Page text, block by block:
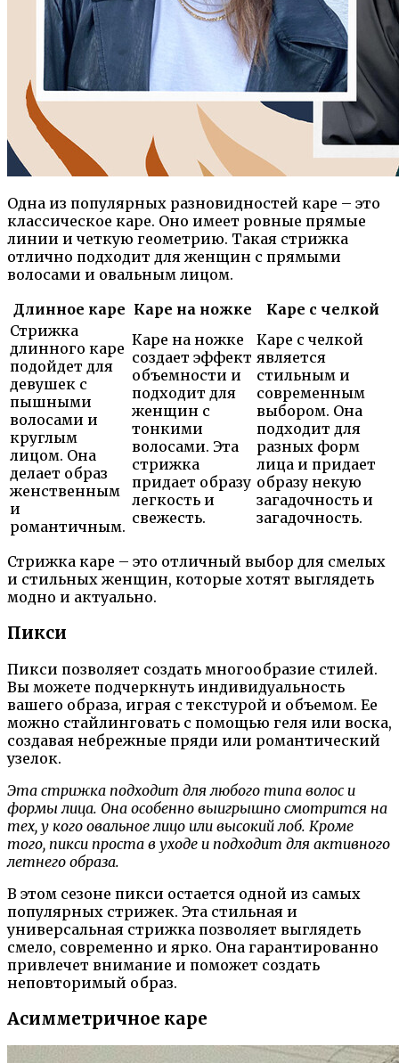
Одна из популярных разновидностей каре – это
классическое каре. Оно имеет ровные прямые
линии и четкую геометрию. Такая стрижка
отлично подходит для женщин с прямыми
волосами и овальным лицом.
Длинное каре Каре на ножке
Каре с челкой
Стрижка
длинного каре
подойдет для
девушек с
пышными
волосами и
круглым
лицом. Она
делает образ
женственным
и
романтичным.
Каре на ножке
создает эффект
объемности и
подходит для
женщин с
тонкими
волосами. Эта
стрижка
придает образу
легкость и
свежесть.
Каре с челкой
является
стильным и
современным
выбором. Она
подходит для
разных форм
лица и придает
образу некую
загадочность и
загадочность.
Стрижка каре – это отличный выбор для смелых
и стильных женщин, которые хотят выглядеть
модно и актуально.
Пикси
Пикси позволяет создать многообразие стилей.
Вы можете подчеркнуть индивидуальность
вашего образа, играя с текстурой и объемом. Ее
можно стайлинговать с помощью геля или воска,
создавая небрежные пряди или романтический
узелок.
Эта стрижка подходит для любого типа волос и
формы лица. Она особенно выигрышно смотрится на
тех, у кого овальное лицо или высокий лоб. Кроме
того, пикси проста в уходе и подходит для активного
летнего образа.
В этом сезоне пикси остается одной из самых
популярных стрижек. Эта стильная и
универсальная стрижка позволяет выглядеть
смело, современно и ярко. Она гарантированно
привлечет внимание и поможет создать
неповторимый образ.
Асимметричное каре